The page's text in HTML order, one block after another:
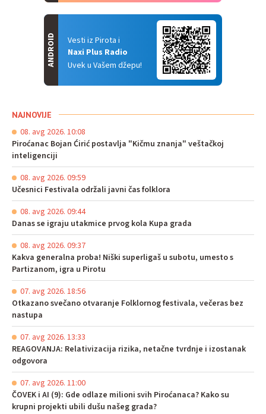
Vesti iz Pirota i
Naxi Plus Radio
Uvek u Vašem džepu!
ANDROID
NAJNOVIJE
08. avg 2026. 10:08
Piroćanac Bojan Ćirić postavlja "Kičmu znanja" veštačkoj
inteligenciji
08. avg 2026. 09:59
Učesnici Festivala održali javni čas folklora
08. avg 2026. 09:44
Danas se igraju utakmice prvog kola Kupa grada
08. avg 2026. 09:37
Kakva generalna proba! Niški superligaš u subotu, umesto s
Partizanom, igra u Pirotu
07. avg 2026. 18:56
Otkazano svečano otvaranje Folklornog festivala, večeras bez
nastupa
07. avg 2026. 13:33
REAGOVANJA: Relativizacija rizika, netačne tvrdnje i izostanak
odgovora
07. avg 2026. 11:00
ČOVEK i AI (9): Gde odlaze milioni svih Piroćanaca? Kako su
krupni projekti ubili dušu našeg grada?